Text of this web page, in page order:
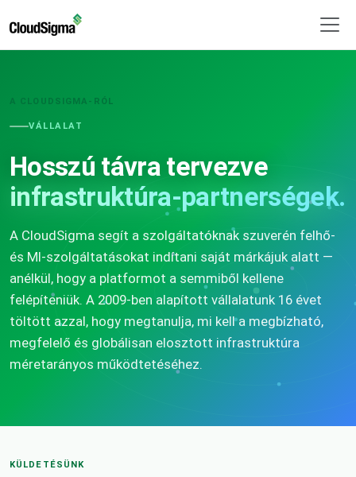
A CLOUDSIGMA-RÓL
VÁLLALAT
Hosszú távra tervezve
infrastruktúra-partnerségek.
A CloudSigma segít a szolgáltatóknak szuverén felhő-
és MI-szolgáltatásokat indítani saját márkájuk alatt —
anélkül, hogy a platformot a semmiből kellene
felépíteniük. A 2009-ben alapított vállalatunk 16 évet
töltött azzal, hogy megtanulja, mi kell a megbízható,
megfelelő és globálisan elosztott infrastruktúra
méretarányos működtetéséhez.
KÜLDETÉSÜNK